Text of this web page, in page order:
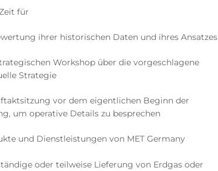
für
ihrer historischen Daten und ihres Ansatzes
Workshop über die vorgeschlagene
Strategie
vor dem eigentlichen Beginn der
um operative Details zu besprechen
und Dienstleistungen von MET Germany
oder teilweise Lieferung von Erdgas oder